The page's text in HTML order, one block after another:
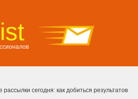
рассылки сегодня: как добиться результатов